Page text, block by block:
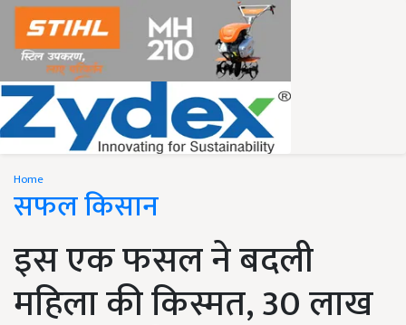
Home
सफल किसान
इस एक फसल ने बदली
महिला की किस्मत, 30 लाख